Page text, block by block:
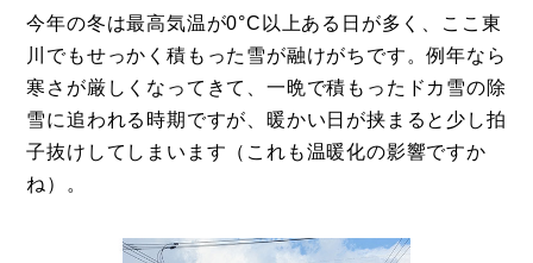
今年の冬は最高気温が0°C以上ある日が多く、ここ東
川でもせっかく積もった雪が融けがちです。例年なら
寒さが厳しくなってきて、一晩で積もったドカ雪の除
雪に追われる時期ですが、暖かい日が挟まると少し拍
子抜けしてしまいます（これも温暖化の影響ですか
ね）。